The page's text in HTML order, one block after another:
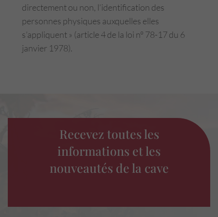
directement ou non, l’identification des
personnes physiques auxquelles elles
s’appliquent » (article 4 de la loi n° 78-17 du 6
janvier 1978).
Recevez toutes les
informations et les
nouveautés de la cave